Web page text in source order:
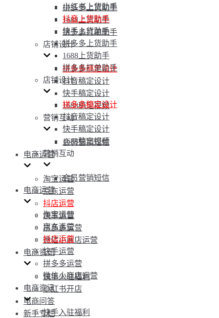
拼多多上货助手
1688上货助手
拼多多打单助手
店铺设计
拼多多稿定设计
抖音稿定设计
快手稿定设计
1688稿定视频
营销互动
会员营销短信
电商运营
淘宝运营
京东运营
抖店运营
快手运营
拼多多运营
微信小商店运营
电商资讯
快手入驻福利
小红书开店
电商问答
新手专栏
小红书上货助手
抖音上货助手
快手上货助手
拼多多上货助手
1688上货助手
拼多多打单助手
店铺设计
拼多多稿定设计
抖音稿定设计
快手稿定设计
1688稿定视频
营销互动
会员营销短信
电商运营
淘宝运营
京东运营
抖店运营
快手运营
拼多多运营
微信小商店运营
电商资讯
快手入驻福利